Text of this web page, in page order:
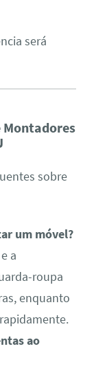
será
Montadores
sobre
um móvel?
a
roupa
enquanto
ao